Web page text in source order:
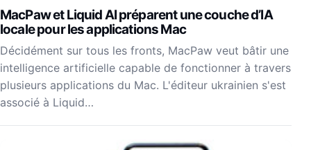
MacPaw et Liquid AI préparent une couche d’IA
locale pour les applications Mac
Décidément sur tous les fronts, MacPaw veut bâtir une
intelligence artificielle capable de fonctionner à travers
plusieurs applications du Mac. L'éditeur ukrainien s'est
associé à Liquid…